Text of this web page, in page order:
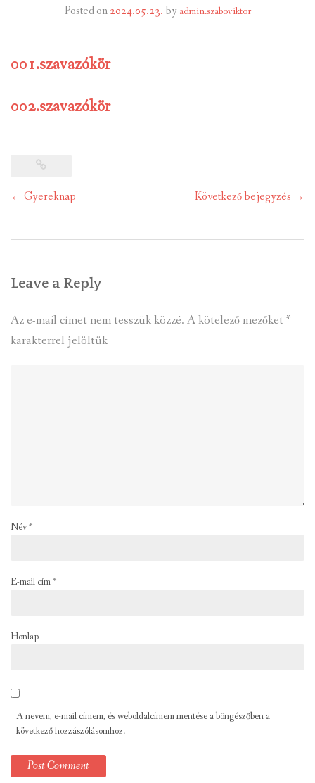
INFORMÁCIÓK
LETÖLTHETŐ NYOMTATVÁNYOK
VÁLASZTÁS 2026
ROMA NEMZETISÉGI ÖNKORMÁNYZATI KÉPVISELŐK
VAGYONNYILATKOZATA – 2026. ÉV
Posted on2024.05.23.by admin.szaboviktor
001.szavazókör
002.szavazókör
Post
← Gyereknap Következő bejegyzés →
Leave a Reply
Az e-mail címet nem tesszük közzé. A kötelező mezőket *
karakterrel jelöltük
Név*
E-mail cím*
Honlap
A nevem, e-mail címem, és weboldalcímem mentése a böngészőben a
következő hozzászólásomhoz.